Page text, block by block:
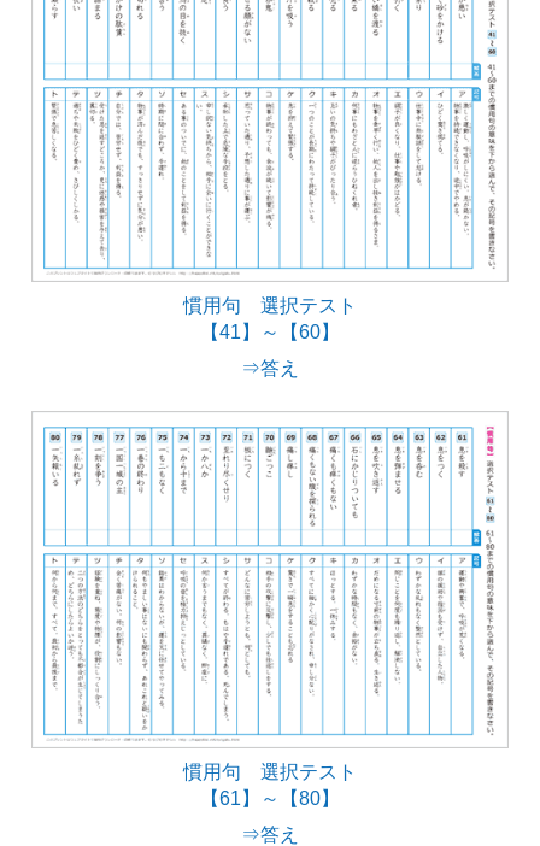
慣用句 選択テスト
【41】～【60】
⇒答え
慣用句 選択テスト
【61】～【80】
⇒答え